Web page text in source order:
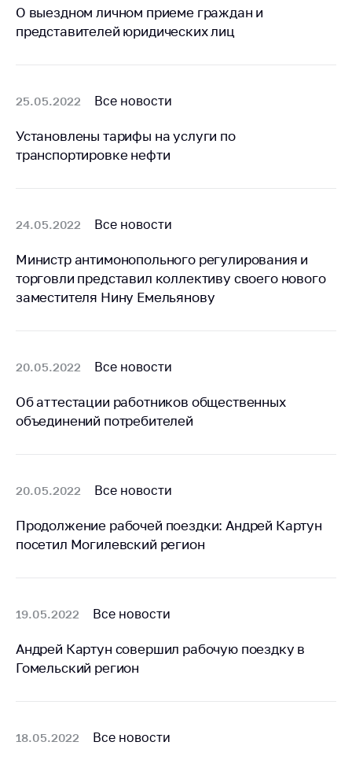
Электронные
обращения
Сообщить о росте
медицинские
изделия
работы
Приемная
Министра
Горячая линия
Вышестоящий
государственный
Важное на сайте
Ценообразование
средства, изделия
медицинского
Решение Комиссии
по установлению
факта нарушения
(отсутствия)
О выездном личном приеме граждан и
представителей юридических лиц
25.05.2022 Все новости
Установлены тарифы на услуги по
транспортировке нефти
24.05.2022 Все новости
Министр антимонопольного регулирования и
торговли представил коллективу своего нового
заместителя Нину Емельянову
20.05.2022 Все новости
Об аттестации работников общественных
объединений потребителей
20.05.2022 Все новости
Продолжение рабочей поездки: Андрей Картун
посетил Могилевский регион
19.05.2022 Все новости
Андрей Картун совершил рабочую поездку в
Гомельский регион
18.05.2022 Все новости